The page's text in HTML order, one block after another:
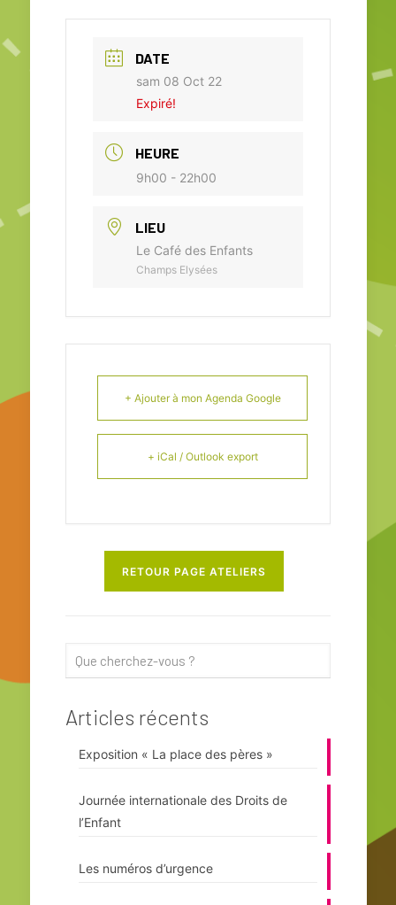
DATE
sam 08 Oct 22
Expiré!
HEURE
9h00 - 22h00
LIEU
Le Café des Enfants
Champs Elysées
+ Ajouter à mon Agenda Google
+ iCal / Outlook export
RETOUR PAGE ATELIERS
Articles récents
Exposition « La place des pères »
Journée internationale des Droits de
l’Enfant
Les numéros d’urgence